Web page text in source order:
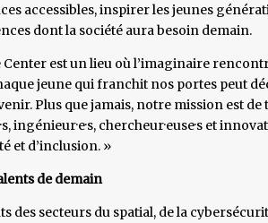
accessibles, inspirer les jeunes
dont la société aura besoin demain.
Center est un lieu où l’imaginaire
jeune qui franchit nos portes peut
Plus que jamais, notre mission est
ingénieur·e·s, chercheur·euse·s et
et d’inclusion. »
de demain
des secteurs du spatial, de la